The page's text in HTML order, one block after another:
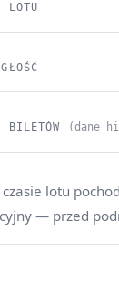
LOTU
BILETÓW (dane
lotu
— przed